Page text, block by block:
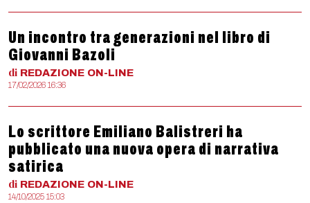
Un incontro tra generazioni nel libro di
Giovanni Bazoli
di REDAZIONE ON-LINE
17/02/2026 16:36
Lo scrittore Emiliano Balistreri ha
pubblicato una nuova opera di narrativa
satirica
di REDAZIONE ON-LINE
14/10/2025 15:03